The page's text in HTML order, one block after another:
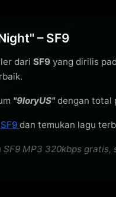
– SF9
dari SF9 yang dirilis
"9loryUS"dengan total
SF9 dan temukan lagu
SF9 MP3 320kbps